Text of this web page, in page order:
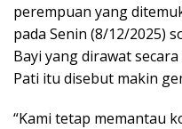
perempuan yang
pada Senin (8/12/2025)
Bayi yang dirawat
Pati itu disebut makin
“Kami tetap memantau